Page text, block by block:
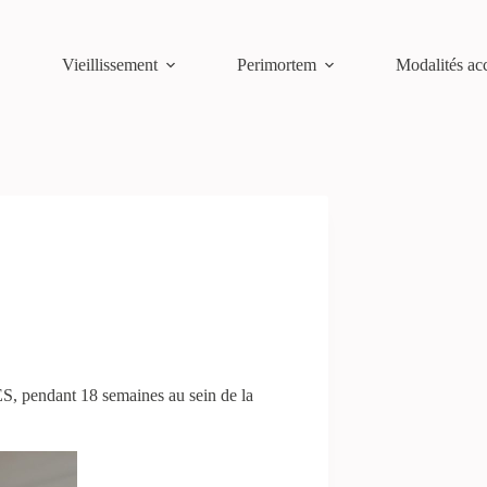
Vieillissement Perimortem Modalités
pendant 18 semaines au sein de la